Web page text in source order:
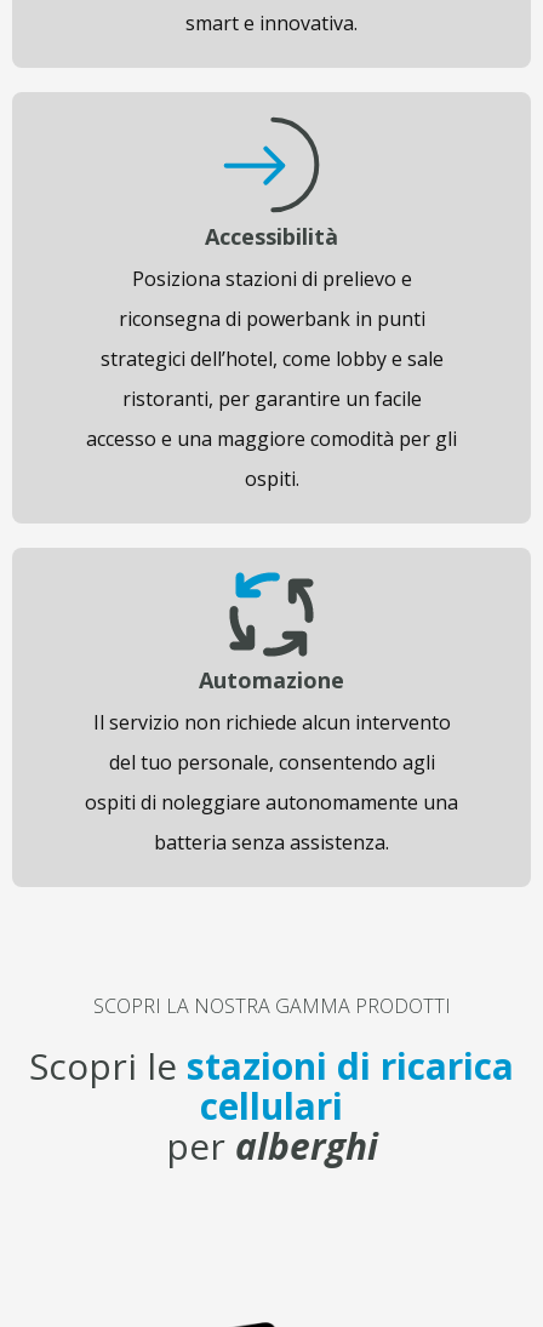
smart e innovativa.
Accessibilità
Posiziona stazioni di prelievo e
riconsegna di powerbank in punti
strategici dell’hotel, come lobby e sale
ristoranti, per garantire un facile
accesso e una maggiore comodità per gli
ospiti.
Automazione
Il servizio non richiede alcun intervento
del tuo personale, consentendo agli
ospiti di noleggiare autonomamente una
batteria senza assistenza.
SCOPRI LA NOSTRA GAMMA PRODOTTI
Scopri le stazioni di ricarica
cellulari
per alberghi